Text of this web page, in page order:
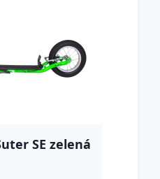
SE zelená